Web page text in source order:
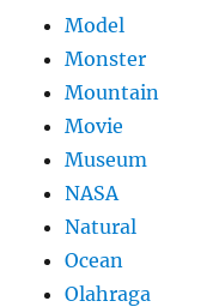
Model
Monster
Mountain
Movie
Museum
NASA
Natural
Ocean
Olahraga